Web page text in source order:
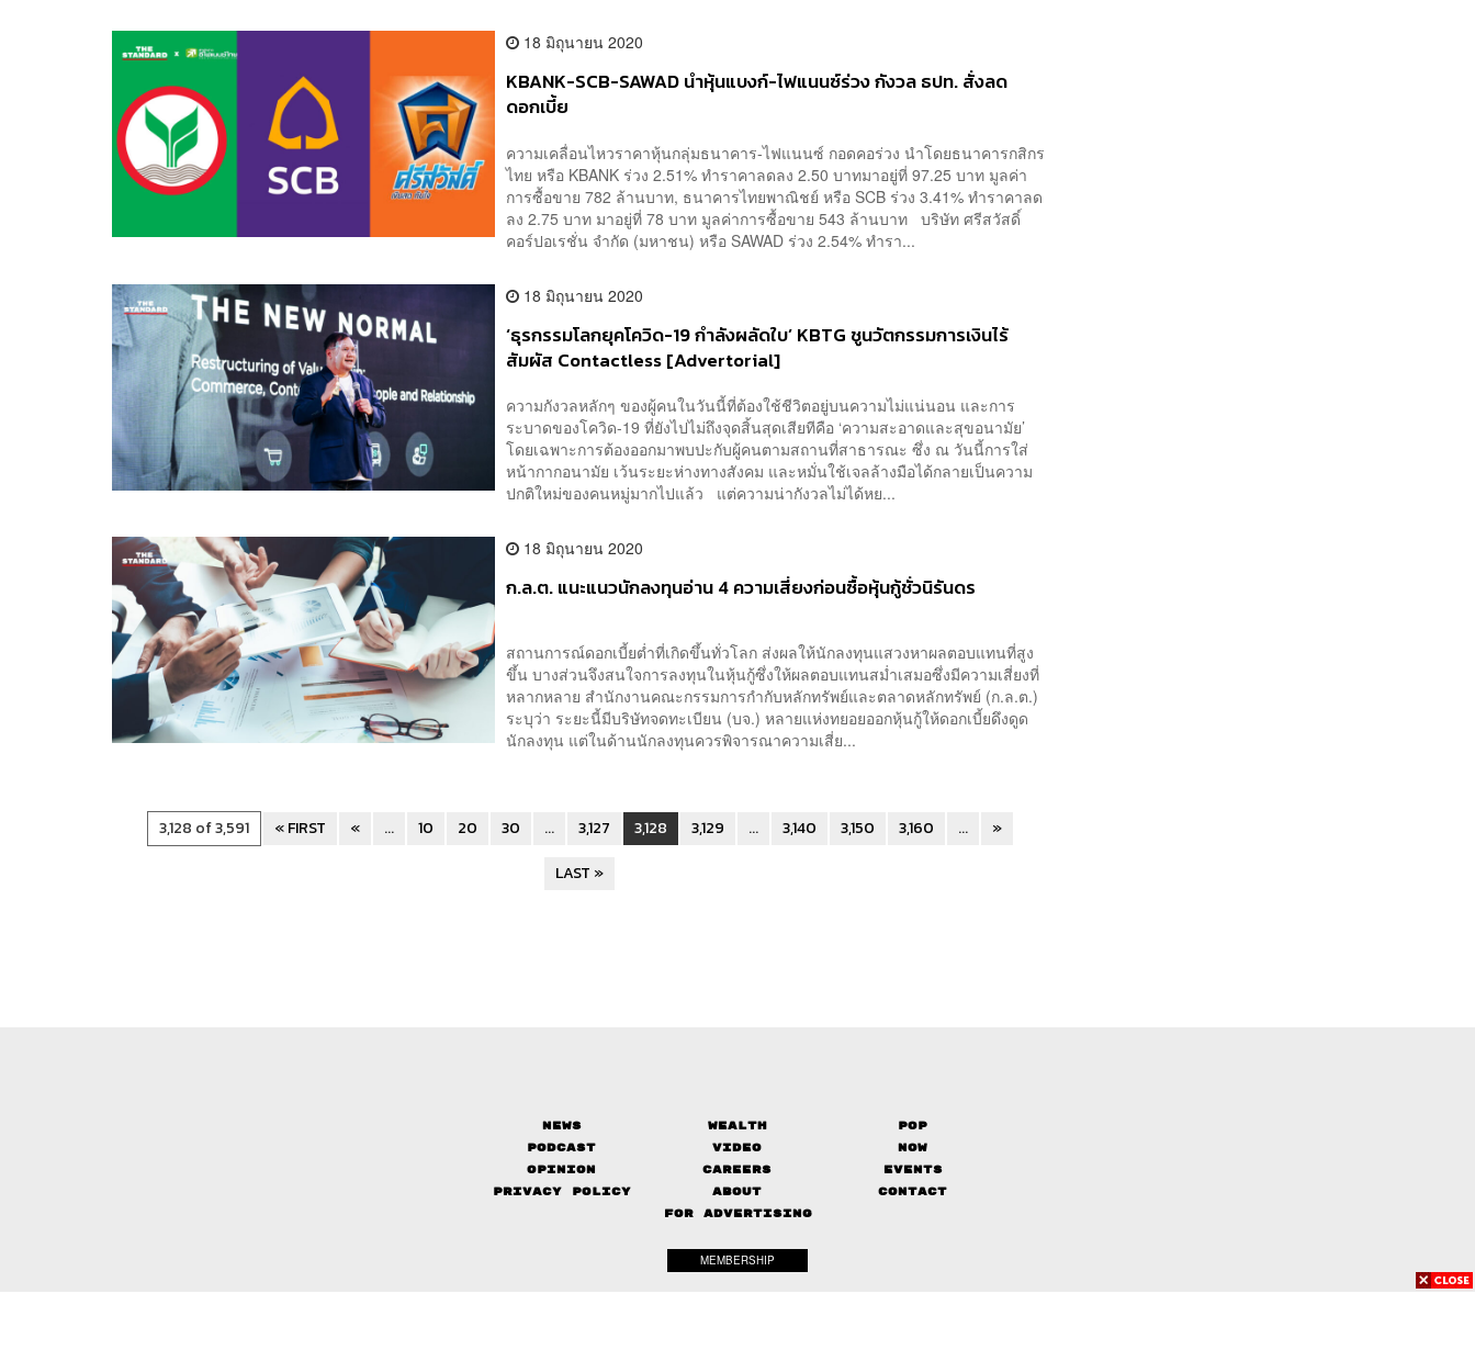
18 มิถุนายน 2020
KBANK-SCB-SAWAD นำหุ้นแบงก์-ไฟแนนซ์ร่วง กังวล ธปท. สั่งลด
ดอกเบี้ย
ความเคลื่อนไหวราคาหุ้นกลุ่มธนาคาร-ไฟแนนซ์ กอดคอร่วง นำโดยธนาคารกสิกร
ไทย หรือ KBANK ร่วง 2.51% ทำราคาลดลง 2.50 บาทมาอยู่ที่ 97.25 บาท มูลค่า
การซื้อขาย 782 ล้านบาท, ธนาคารไทยพาณิชย์ หรือ SCB ร่วง 3.41% ทำราคาลด
ลง 2.75 บาท มาอยู่ที่ 78 บาท มูลค่าการซื้อขาย 543 ล้านบาท บริษัท ศรีสวัสดิ์
คอร์ปอเรชั่น จำกัด (มหาชน) หรือ SAWAD ร่วง 2.54% ทำรา...
18 มิถุนายน 2020
‘ธุรกรรมโลกยุคโควิด-19 กำลังผลัดใบ’ KBTG ชูนวัตกรรมการเงินไร้
สัมผัส Contactless [Advertorial]
ความกังวลหลักๆ ของผู้คนในวันนี้ที่ต้องใช้ชีวิตอยู่บนความไม่แน่นอน และการ
ระบาดของโควิด-19 ที่ยังไปไม่ถึงจุดสิ้นสุดเสียทีคือ ‘ความสะอาดและสุขอนามัย’
โดยเฉพาะการต้องออกมาพบปะกับผู้คนตามสถานที่สาธารณะ ซึ่ง ณ วันนี้การใส่
หน้ากากอนามัย เว้นระยะห่างทางสังคม และหมั่นใช้เจลล้างมือได้กลายเป็นความ
ปกติใหม่ของคนหมู่มากไปแล้ว แต่ความน่ากังวลไม่ได้หย...
18 มิถุนายน 2020
ก.ล.ต. แนะแนวนักลงทุนอ่าน 4 ความเสี่ยงก่อนซื้อหุ้นกู้ชั่วนิรันดร
สถานการณ์ดอกเบี้ยต่ำที่เกิดขึ้นทั่วโลก ส่งผลให้นักลงทุนแสวงหาผลตอบแทนที่สูง
ขึ้น บางส่วนจึงสนใจการลงทุนในหุ้นกู้ซึ่งให้ผลตอบแทนสม่ำเสมอซึ่งมีความเสี่ยงที่
หลากหลาย สำนักงานคณะกรรมการกำกับหลักทรัพย์และตลาดหลักทรัพย์ (ก.ล.ต.)
ระบุว่า ระยะนี้มีบริษัทจดทะเบียน (บจ.) หลายแห่งทยอยออกหุ้นกู้ให้ดอกเบี้ยดึงดูด
นักลงทุน แต่ในด้านนักลงทุนควรพิจารณาความเสี่ย...
3,128 of 3,591 « FIRST « ... 10 20 30 ... 3,127 3,128 3,129 ... 3,140 3,150 3,160 ...
»
LAST »
News Wealth
Pop
Podcast
Video
Now
Opinion
Careers
Events
Privacy Policy
About
Contact
FOR ADVERTISING
MEMBERSHIP